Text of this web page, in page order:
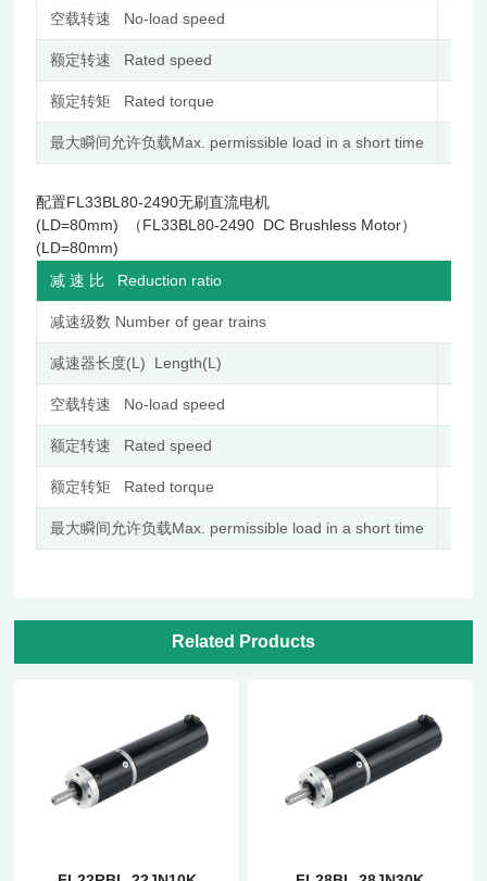
空载转速 No-load speed
额定转速 Rated speed
额定转矩 Rated torque
最大瞬间允许负载Max. permissible load in a short time
配置FL33BL80-2490无刷直流电机
(LD=80mm) （FL33BL80-2490 DC Brushless Motor）
(LD=80mm)
减 速 比 Reduction ratio
减速级数 Number of gear trains
减速器长度(L) Length(L)
空载转速 No-load speed
额定转速 Rated speed
额定转矩 Rated torque
最大瞬间允许负载Max. permissible load in a short time
Related Products